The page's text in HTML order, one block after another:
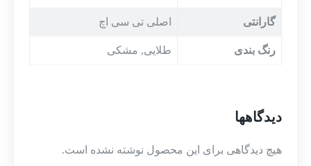
گارانتی اصلی تی سی اچ
رنگ بندی طلایی, مشکی
دیدگاهها
هیچ دیدگاهی برای این محصول نوشته نشده است.